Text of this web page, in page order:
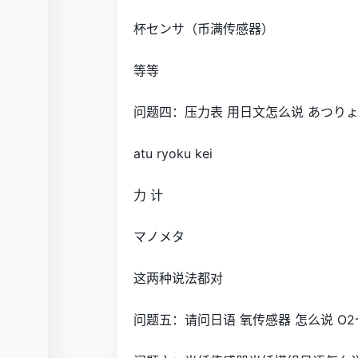
杯センサ（币满传感器）
等等
问题四：压力表 用日文怎么说 あつり
atu ryoku kei
力 计
マノメタ
这两种说法都对
问题五：请问日语 氧传感器 怎么说